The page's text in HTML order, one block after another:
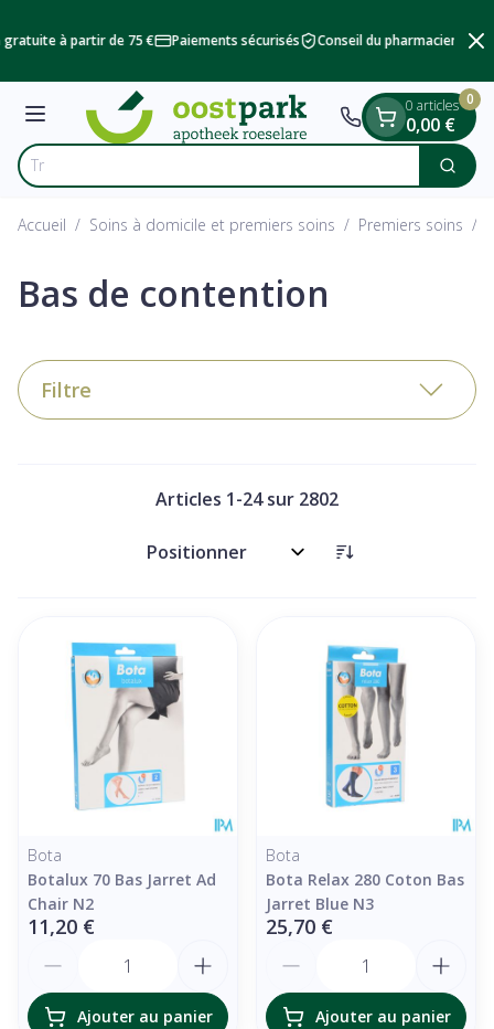
gratuite à partir de 75 € Paiements sécurisés Conseil du pharmacien
Menu
Rechercher
Trouvez rapi
0 articles
0,00 €
0
Accueil / Soins à domicile et premiers soins / Premiers soins /
Bas de contention
Filtre
Articles 1-24sur 2802
Trier par:
Bota
Botalux 70 Bas Jarret Ad
Chair N2
11,20 €
Ajouter au panier
Bota
Bota Relax 280 Coton Bas
Jarret Blue N3
25,70 €
Ajouter au panier